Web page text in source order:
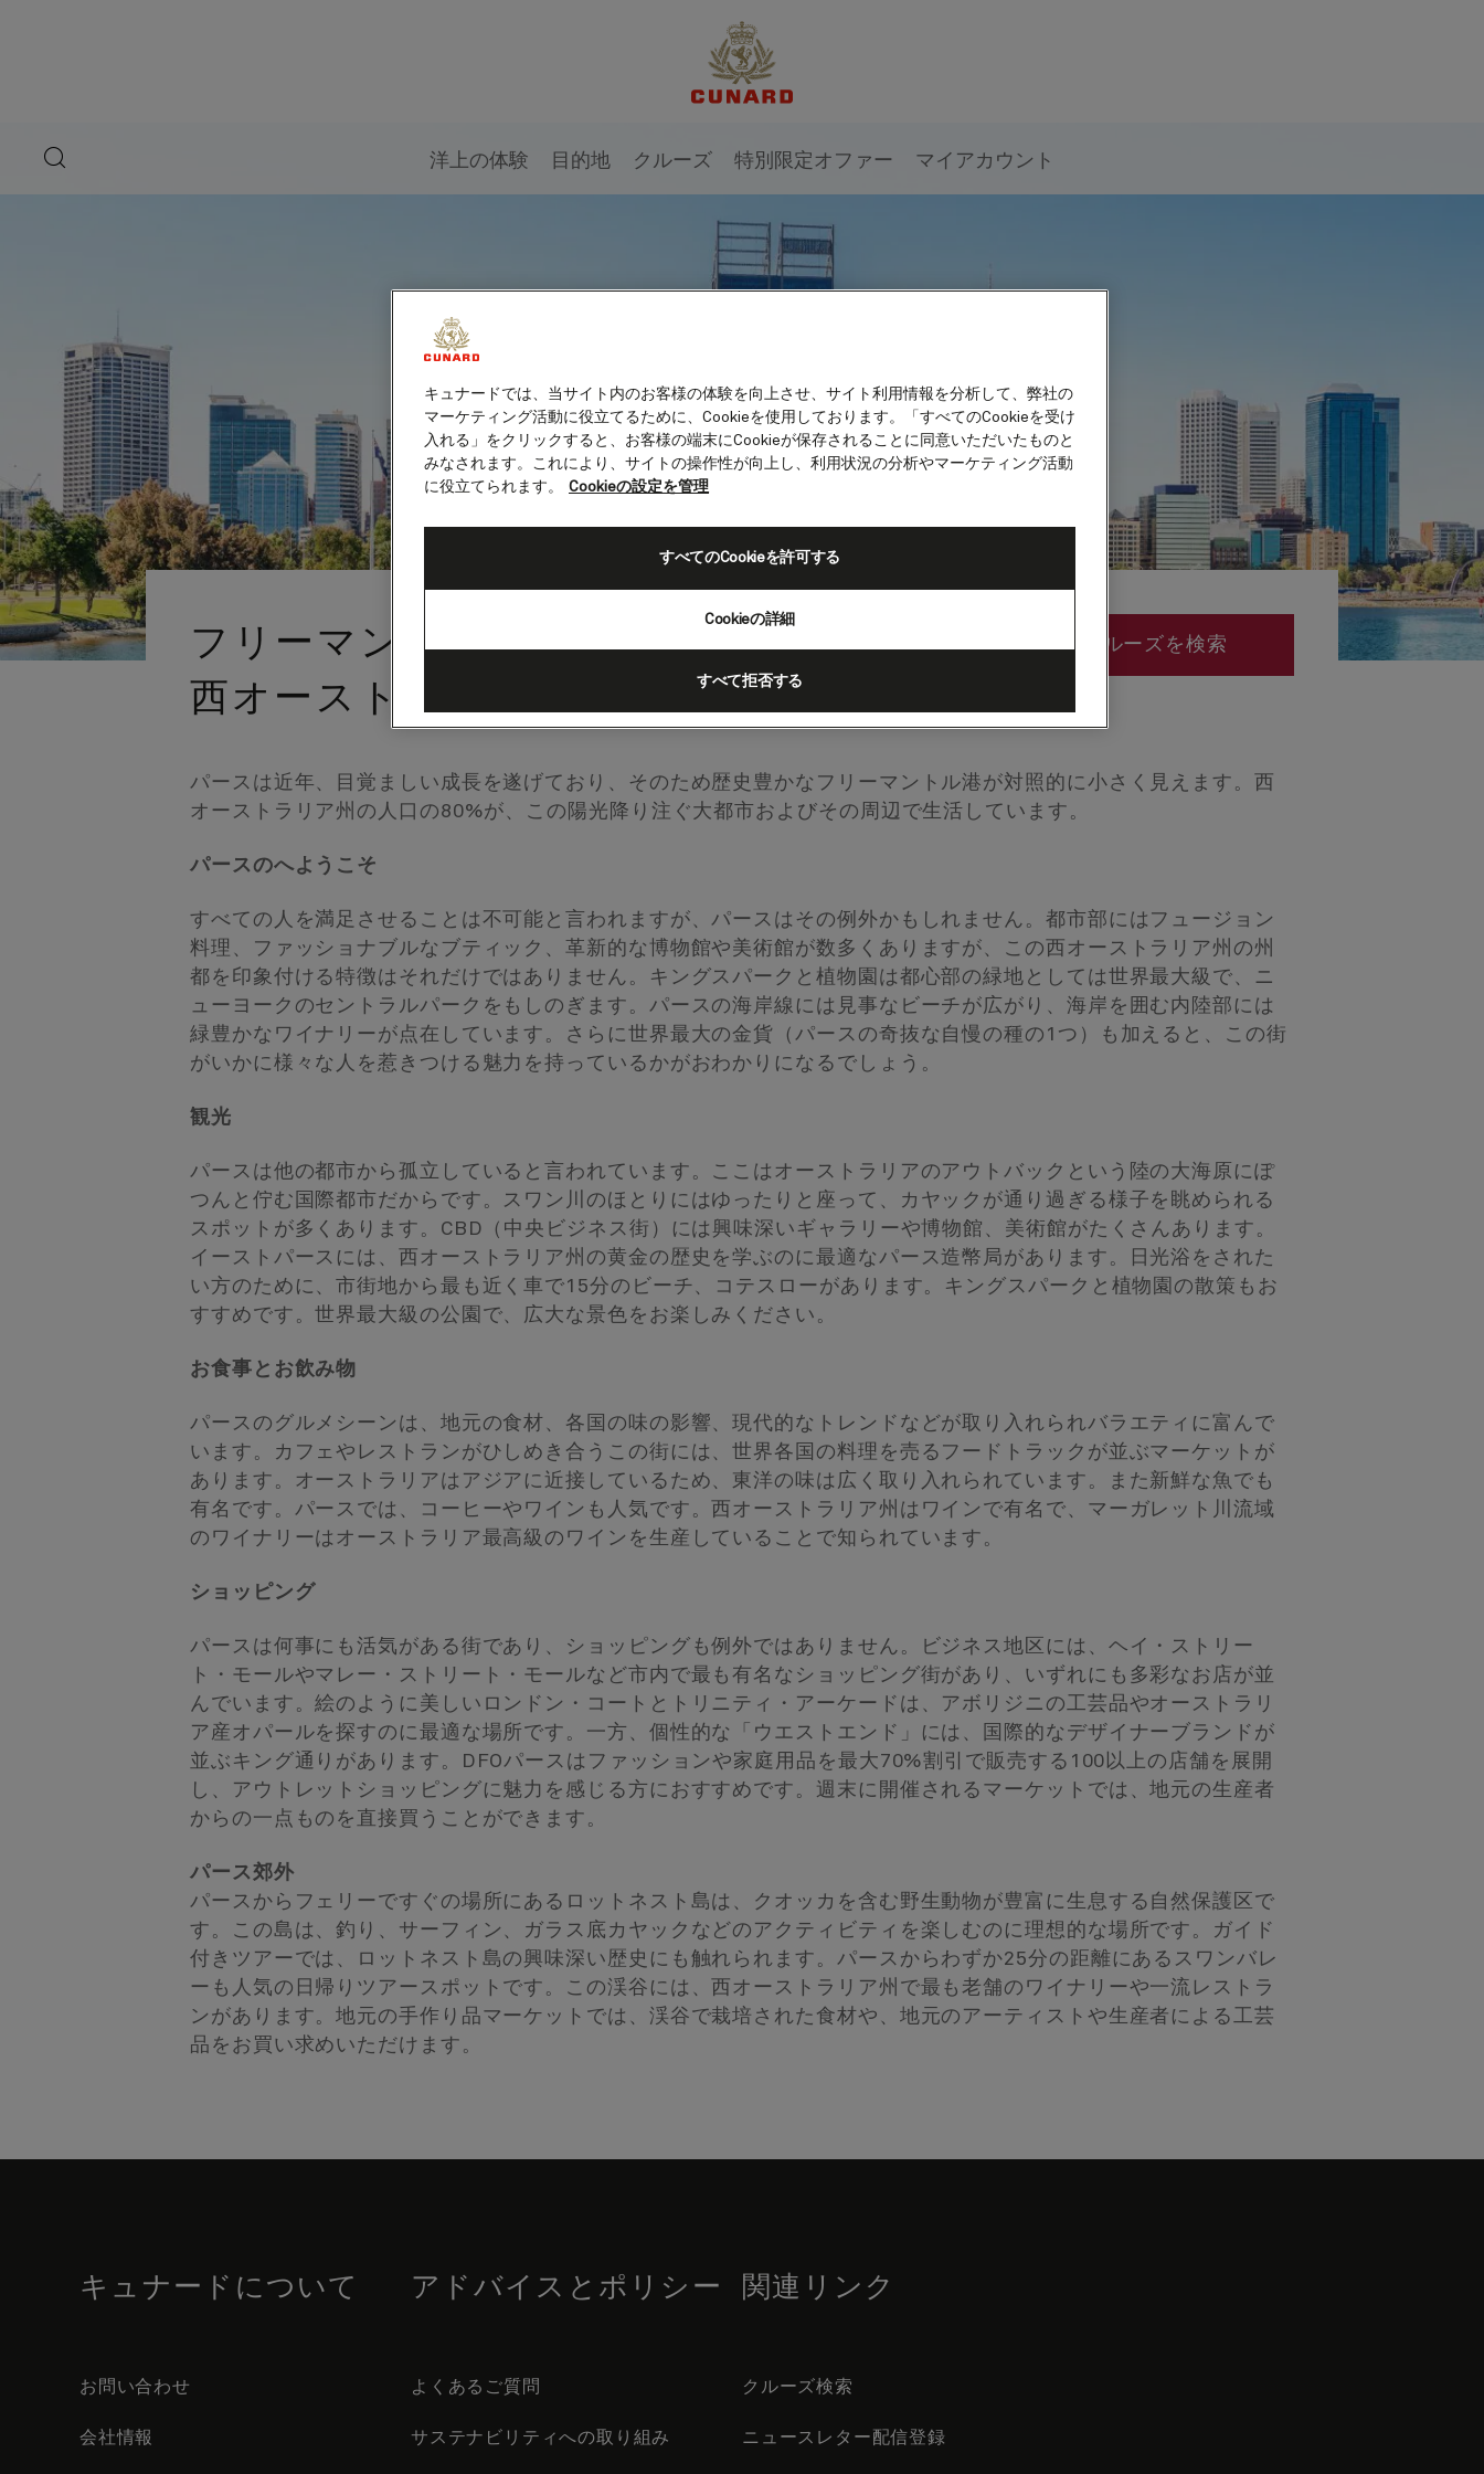
search
button
洋上の体験 目的地 クルーズ 特別限定オファー マイアカウント
フリーマントル（パースへのツアー）、
西オーストラリア州（オーストラリア）
パースは近年、目覚ましい成長を遂げており、そのため歴史豊かなフリーマントル港が対照的に小さく見えます。西
オーストラリア州の人口の80%が、この陽光降り注ぐ大都市およびその周辺で生活しています。
パースのへようこそ
すべての人を満足させることは不可能と言われますが、パースはその例外かもしれません。都市部にはフュージョン
料理、ファッショナブルなブティック、革新的な博物館や美術館が数多くありますが、この西オーストラリア州の州
都を印象付ける特徴はそれだけではありません。キングスパークと植物園は都心部の緑地としては世界最大級で、ニ
ューヨークのセントラルパークをもしのぎます。パースの海岸線には見事なビーチが広がり、海岸を囲む内陸部には
緑豊かなワイナリーが点在しています。さらに世界最大の金貨（パースの奇抜な自慢の種の1つ）も加えると、この街
がいかに様々な人を惹きつける魅力を持っているかがおわかりになるでしょう。
観光
パースは他の都市から孤立していると言われています。ここはオーストラリアのアウトバックという陸の大海原にぽ
つんと佇む国際都市だからです。スワン川のほとりにはゆったりと座って、カヤックが通り過ぎる様子を眺められる
スポットが多くあります。CBD（中央ビジネス街）には興味深いギャラリーや博物館、美術館がたくさんあります。
イーストパースには、西オーストラリア州の黄金の歴史を学ぶのに最適なパース造幣局があります。日光浴をされた
い方のために、市街地から最も近く車で15分のビーチ、コテスローがあります。キングスパークと植物園の散策もお
すすめです。世界最大級の公園で、広大な景色をお楽しみください。
お食事とお飲み物
パースのグルメシーンは、地元の食材、各国の味の影響、現代的なトレンドなどが取り入れられバラエティに富んで
います。カフェやレストランがひしめき合うこの街には、世界各国の料理を売るフードトラックが並ぶマーケットが
あります。オーストラリアはアジアに近接しているため、東洋の味は広く取り入れられています。また新鮮な魚でも
有名です。パースでは、コーヒーやワインも人気です。西オーストラリア州はワインで有名で、マーガレット川流域
のワイナリーはオーストラリア最高級のワインを生産していることで知られています。
ショッピング
パースは何事にも活気がある街であり、ショッピングも例外ではありません。ビジネス地区には、ヘイ・ストリー
ト・モールやマレー・ストリート・モールなど市内で最も有名なショッピング街があり、いずれにも多彩なお店が並
んでいます。絵のように美しいロンドン・コートとトリニティ・アーケードは、アボリジニの工芸品やオーストラリ
ア産オパールを探すのに最適な場所です。一方、個性的な「ウエストエンド」には、国際的なデザイナーブランドが
並ぶキング通りがあります。DFOパースはファッションや家庭用品を最大70%割引で販売する100以上の店舗を展開
し、アウトレットショッピングに魅力を感じる方におすすめです。週末に開催されるマーケットでは、地元の生産者
からの一点ものを直接買うことができます。
パース郊外
パースからフェリーですぐの場所にあるロットネスト島は、クオッカを含む野生動物が豊富に生息する自然保護区で
す。この島は、釣り、サーフィン、ガラス底カヤックなどのアクティビティを楽しむのに理想的な場所です。ガイド
付きツアーでは、ロットネスト島の興味深い歴史にも触れられます。パースからわずか25分の距離にあるスワンバレ
ーも人気の日帰りツアースポットです。この渓谷には、西オーストラリア州で最も老舗のワイナリーや一流レストラ
ンがあります。地元の手作り品マーケットでは、渓谷で栽培された食材や、地元のアーティストや生産者による工芸
品をお買い求めいただけます。
クルーズを検索
キュナードについて
お問い合わせ
会社情報
アドバイスとポリシー
よくあるご質問
サステナビリティへの取り組み
関連リンク
クルーズ検索
ニュースレター配信登録
キュナードでは、当サイト内のお客様の体験を向上させ、サイト利用情報を分析して、弊社の
マーケティング活動に役立てるために、Cookieを使用しております。「すべてのCookieを受け
入れる」をクリックすると、お客様の端末にCookieが保存されることに同意いただいたものと
みなされます。これにより、サイトの操作性が向上し、利用状況の分析やマーケティング活動
に役立てられます。
Cookieの設定を管理
Cookieの詳細
すべて拒否する
すべてのCookieを許可する